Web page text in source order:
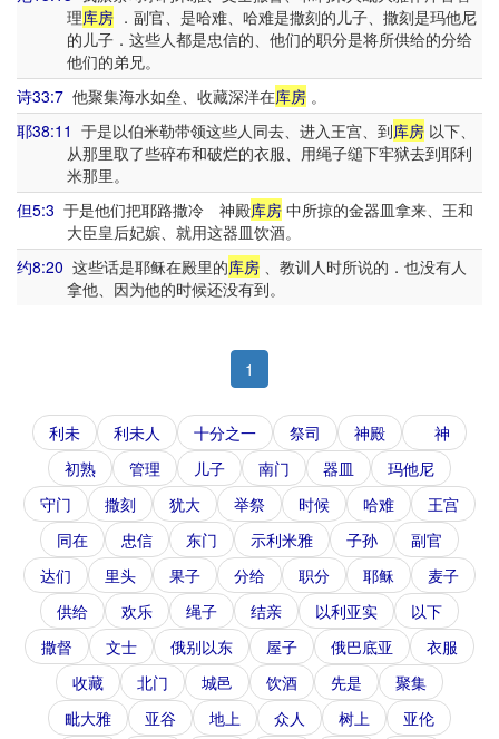
理库房．副官、是哈难、哈难是撒刻的儿子、撒刻是玛他尼
的儿子．这些人都是忠信的、他们的职分是将所供给的分给
他们的弟兄。
诗33:7 他聚集海水如垒、收藏深洋在库房 。
耶38:11 于是以伯米勒带领这些人同去、进入王宫、到库房 以下、
从那里取了些碎布和破烂的衣服、用绳子缒下牢狱去到耶利
米那里。
但5:3 于是他们把耶路撒冷 神殿库房 中所掠的金器皿拿来、王和
大臣皇后妃嫔、就用这器皿饮酒。
约8:20 这些话是耶稣在殿里的库房 、教训人时所说的．也没有人
拿他、因为他的时候还没有到。
1
利未 利未人 十分之一 祭司 神殿
神
初熟
管理 儿子 南门 器皿
玛他尼
守门
撒刻 犹大 举祭 时候 哈难
王宫
同在
忠信 东门 示利米雅 子孙
副官
达们
里头 果子 分给 职分 耶稣
麦子
供给
欢乐 绳子 结亲 以利亚实
以下
撒督
文士 俄别以东 屋子 俄巴底亚
衣服
收藏
北门 城邑 饮酒 先是
聚集
毗大雅
亚谷 地上 众人 树上 亚伦